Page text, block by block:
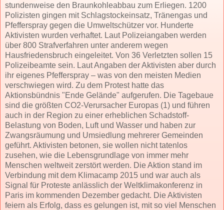
stundenweise den Braunkohleabbau zum Erliegen. 1200
Polizisten gingen mit Schlagstockeinsatz, Tränengas und
Pfefferspray gegen die Umweltschützer vor. Hunderte
Aktivisten wurden verhaftet. Laut Polizeiangaben werden
über 800 Strafverfahren unter anderem wegen
Hausfriedensbruch eingeleitet. Von 36 Verletzten sollen 15
Polizeibeamte sein. Laut Angaben der Aktivisten aber durch
ihr eigenes Pfefferspray – was von den meisten Medien
verschwiegen wird. Zu dem Protest hatte das
Aktionsbündnis "Ende Gelände" aufgerufen. Die Tagebaue
sind die größten CO2-Verursacher Europas (1) und führen
auch in der Region zu einer erheblichen Schadstoff-
Belastung von Boden, Luft und Wasser und haben zur
Zwangsräumung und Umsiedlung mehrerer Gemeinden
geführt. Aktivisten betonen, sie wollen nicht tatenlos
zusehen, wie die Lebensgrundlage von immer mehr
Menschen weltweit zerstört werden. Die Aktion stand im
Verbindung mit dem Klimacamp 2015 und war auch als
Signal für Proteste anlässlich der Weltklimakonferenz in
Paris im kommenden Dezember gedacht. Die Aktivisten
feiern als Erfolg, dass es gelungen ist, mit so viel Menschen